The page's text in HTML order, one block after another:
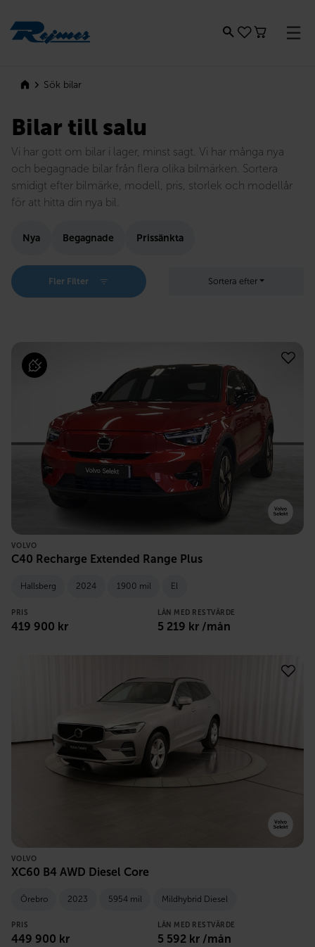
Sök bilar
Bilar till salu
Vi har gott om bilar i lager, minst sagt. Vi har många nya
och begagnade bilar från flera olika bilmärken. Sortera
smidigt efter bilmärke, modell, pris, storlek och modellår
för att hitta din nya bil.
Nya Begagnade Prissänkta
Fler Filter Sortera efter
VOLVO
C40 Recharge Extended Range Plus
Hallsberg 2024 1900 mil El
PRIS
419 900 kr
LÅN MED RESTVÄRDE
5 219 kr /mån
VOLVO
XC60 B4 AWD Diesel Core
Örebro 2023 5954 mil Mildhybrid Diesel
PRIS
449 900 kr
LÅN MED RESTVÄRDE
5 592 kr /mån